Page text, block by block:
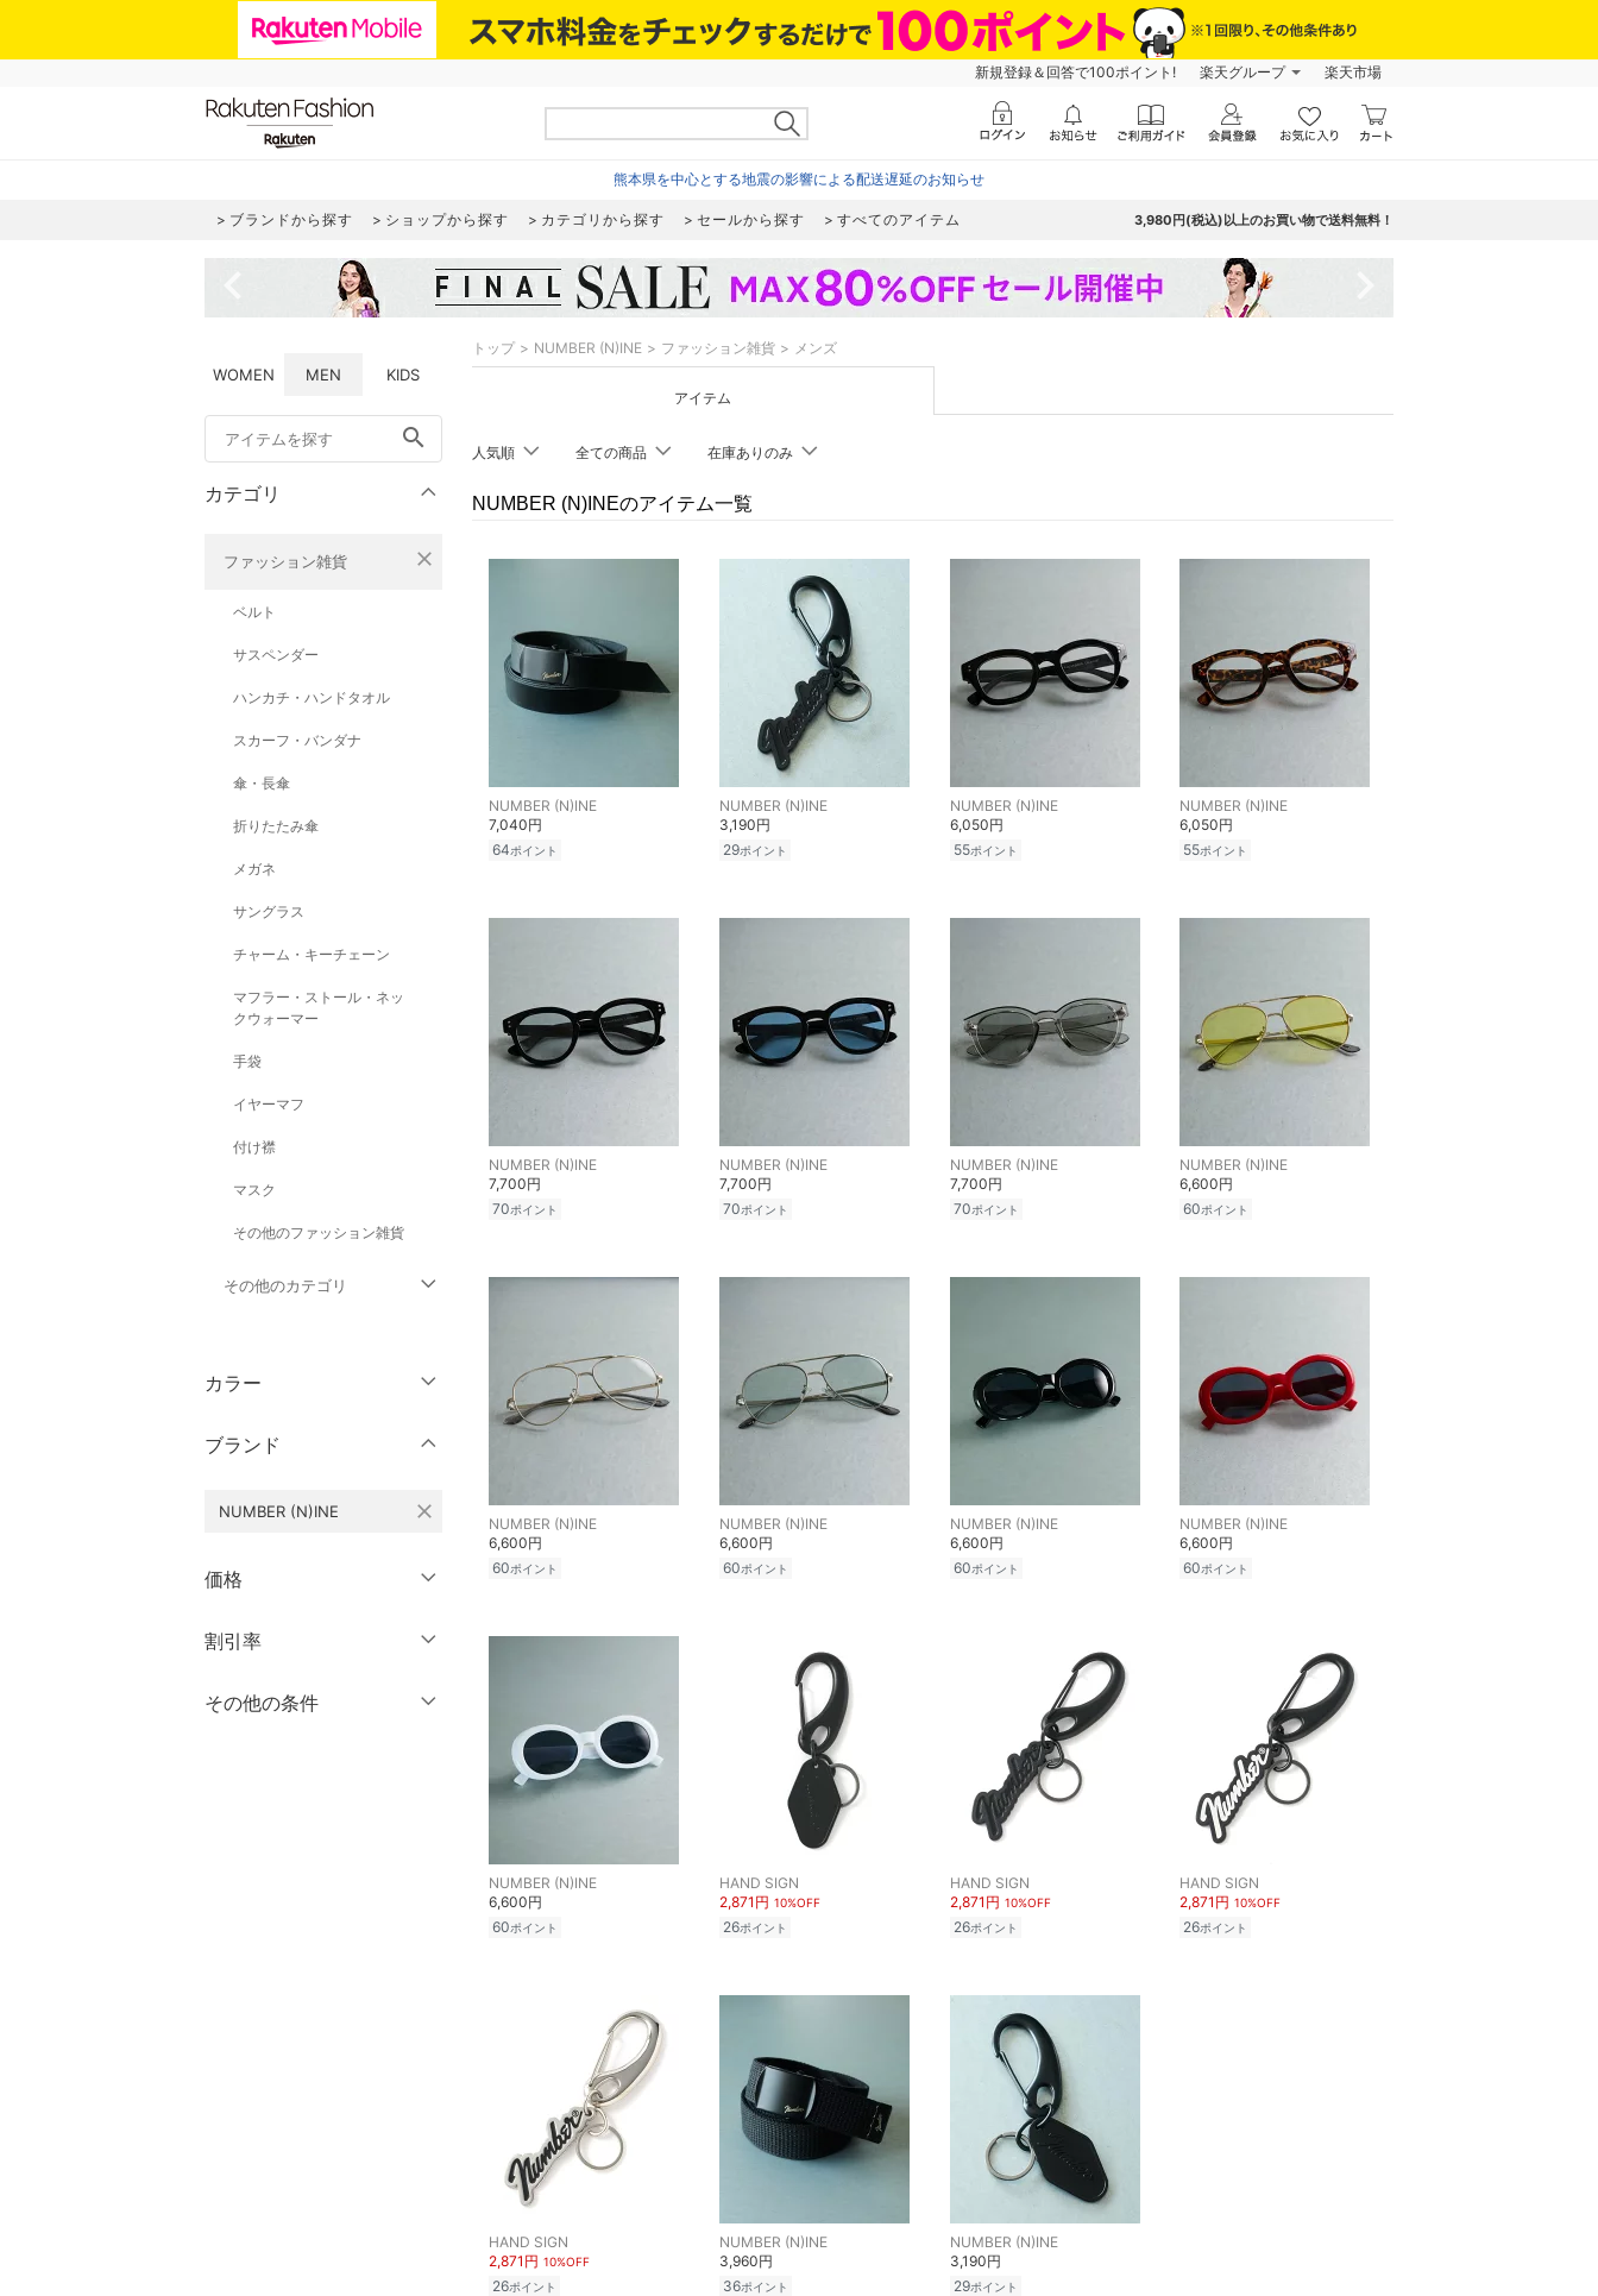
新規登録＆回答で100ポイント! 楽天グループ 楽天市場
熊本県を中心とする地震の影響による配送遅延のお知らせ
ブランドから探す ショップから探す カテゴリから探す セールから探す すべてのアイテム 3,980円(税込)以上のお買い物で送料無料！
WOMEN MEN KIDS
search
カテゴリ
ファッション雑貨 close
ベルト
サスペンダー
ハンカチ・ハンドタオル
スカーフ・バンダナ
傘・長傘
折りたたみ傘
メガネ
サングラス
チャーム・キーチェーン
マフラー・ストール・ネッ
クウォーマー
手袋
イヤーマフ
付け襟
マスク
その他のファッション雑貨
その他のカテゴリ
パンツ
オールインワン・オーバ
バッグ
シューズ・靴
インナー・ルームウェア
カラー
クリア
ブランド
NUMBER (N)INE close
価格
絞り込み
割引率
％OFF～ ％OFF
その他の条件
トップ NUMBER (N)INE ファッション雑貨 メンズ
アイテム
人気順 全ての商品 在庫ありのみ
NUMBER (N)INEのアイテム一覧
NUMBER (N)INE
7,040円
64ポイント
NUMBER (N)INE
3,190円
29ポイント
NUMBER (N)INE
6,050円
55ポイント
NUMBER (N)INE
6,050円
55ポイント
NUMBER (N)INE
7,700円
70ポイント
NUMBER (N)INE
7,700円
70ポイント
NUMBER (N)INE
7,700円
70ポイント
NUMBER (N)INE
6,600円
60ポイント
NUMBER (N)INE
6,600円
60ポイント
NUMBER (N)INE
6,600円
60ポイント
NUMBER (N)INE
6,600円
60ポイント
NUMBER (N)INE
6,600円
60ポイント
NUMBER (N)INE
6,600円
60ポイント
HAND SIGN
2,871円 10%OFF
26ポイント
HAND SIGN
2,871円 10%OFF
26ポイント
HAND SIGN
2,871円 10%OFF
26ポイント
HAND SIGN
2,871円 10%OFF
26ポイント
NUMBER (N)INE
3,960円
36ポイント
NUMBER (N)INE
3,190円
29ポイント